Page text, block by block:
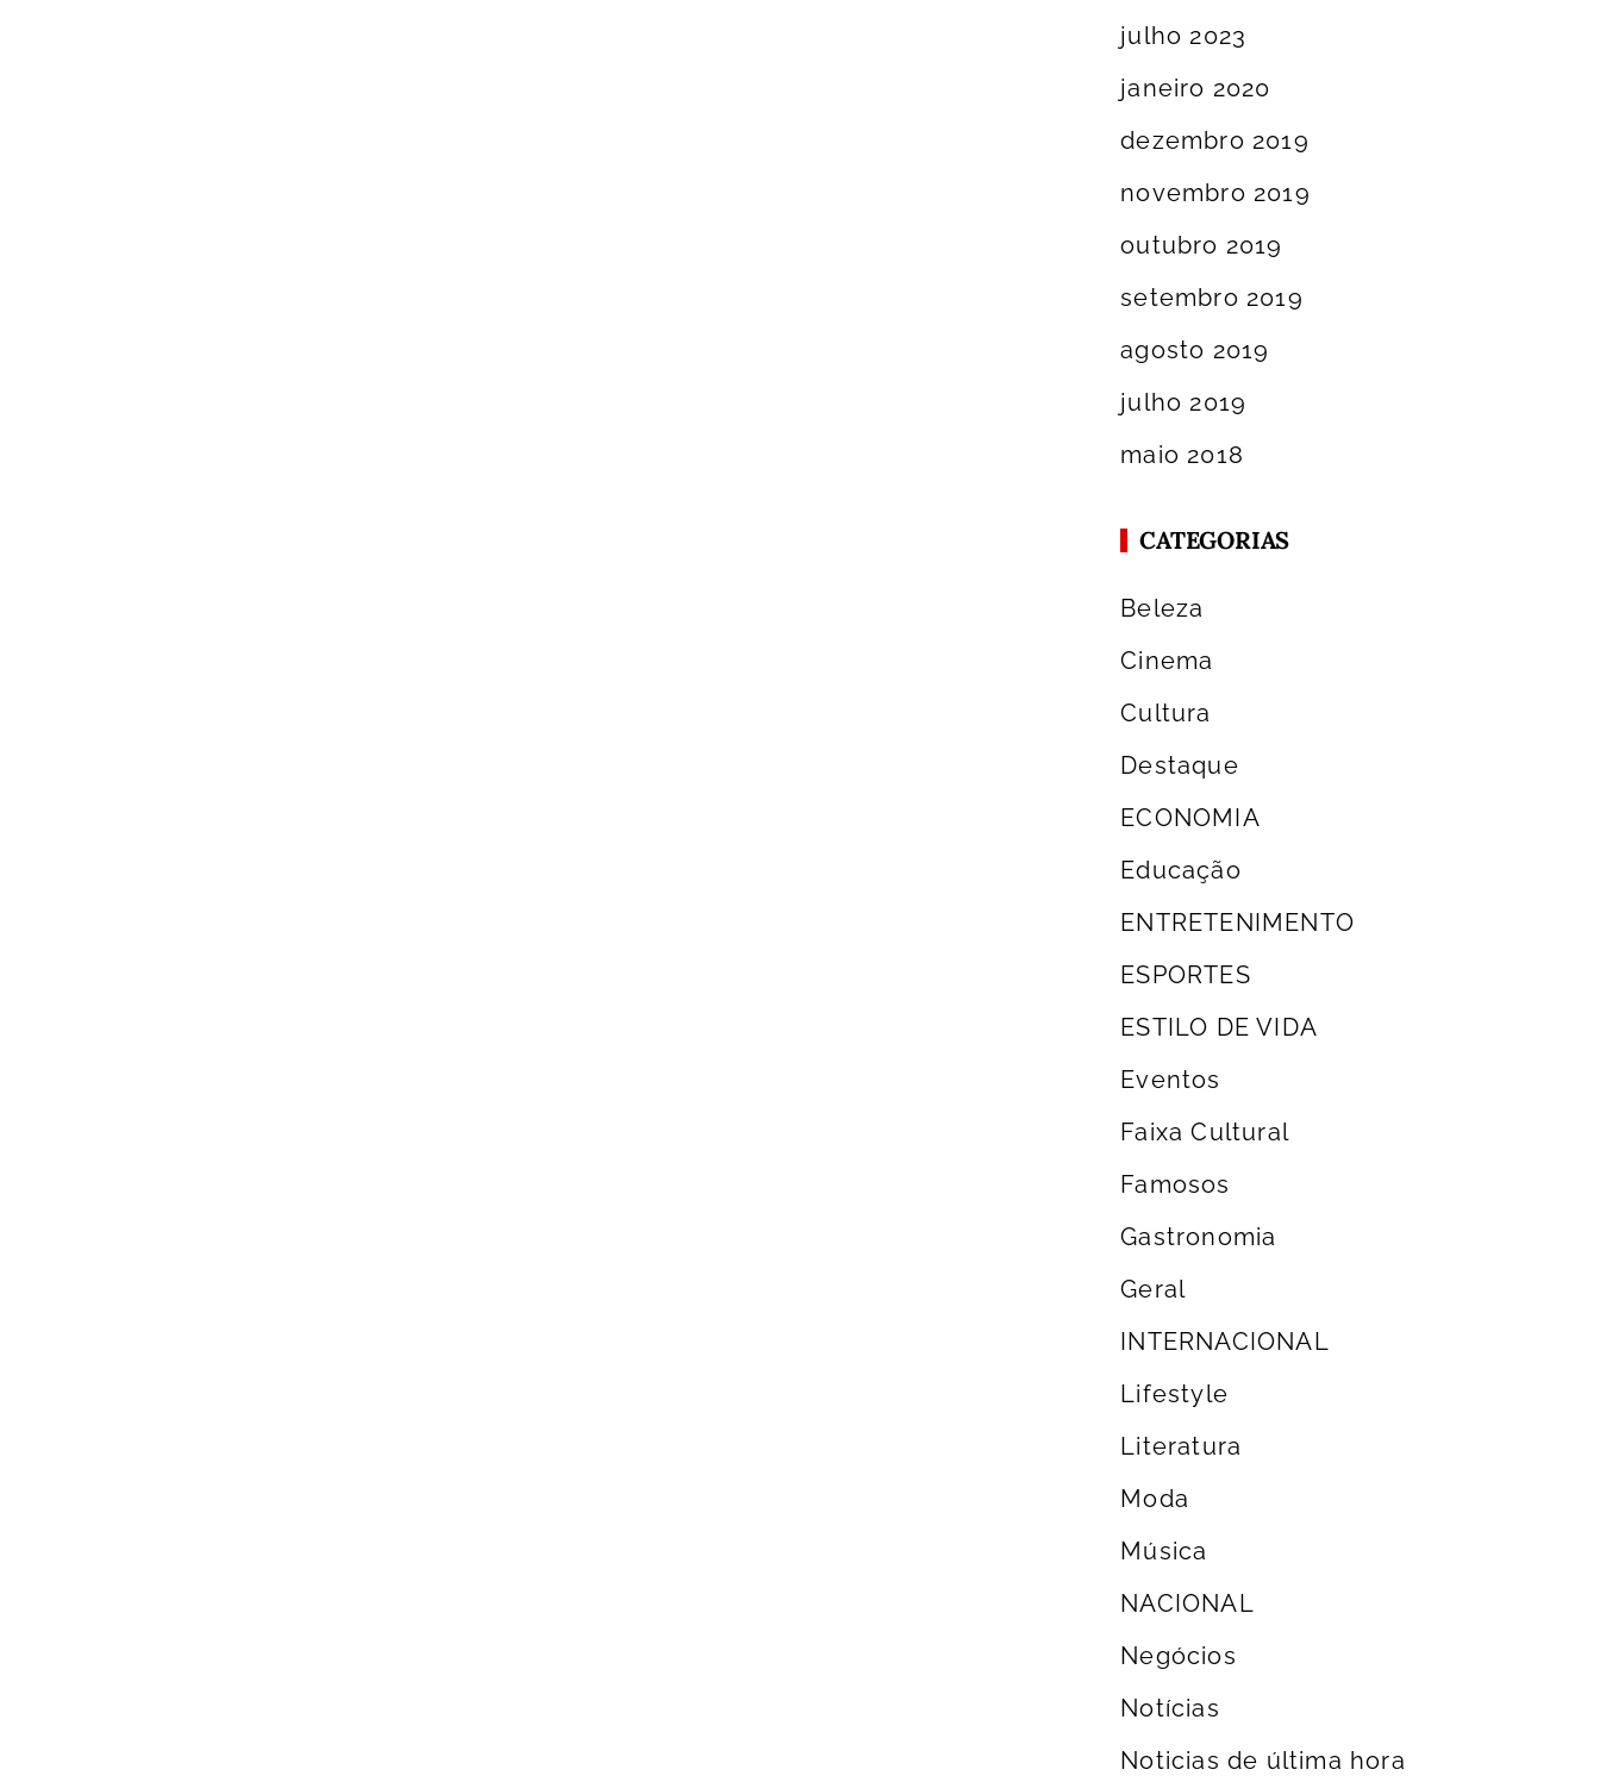
julho 2023
janeiro 2020
dezembro 2019
novembro 2019
outubro 2019
setembro 2019
agosto 2019
julho 2019
maio 2018
CATEGORIAS
Beleza
Cinema
Cultura
Destaque
ECONOMIA
Educação
ENTRETENIMENTO
ESPORTES
ESTILO DE VIDA
Eventos
Faixa Cultural
Famosos
Gastronomia
Geral
INTERNACIONAL
Lifestyle
Literatura
Moda
Música
NACIONAL
Negócios
Notícias
Noticias de última hora